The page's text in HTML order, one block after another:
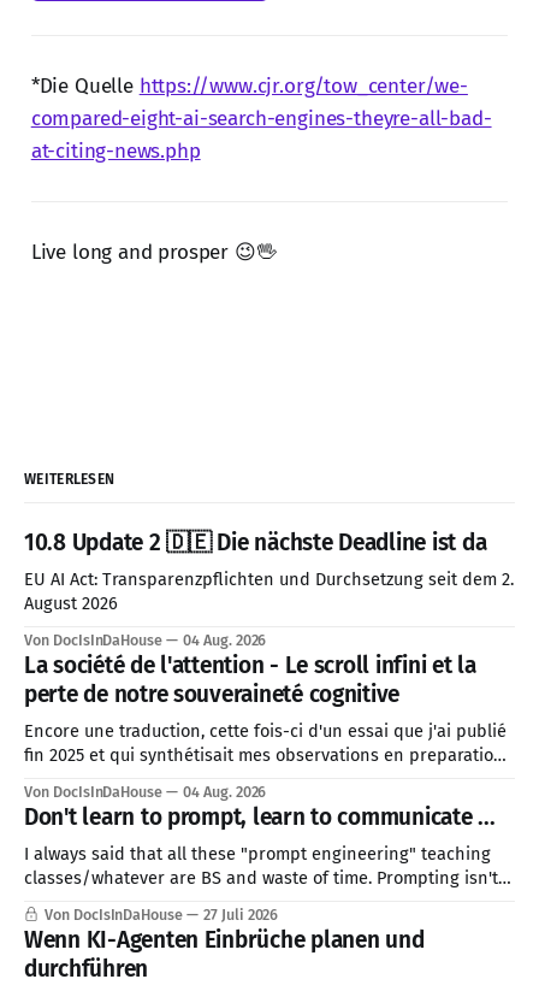
*Die Quelle https://www.cjr.org/tow_center/we-
compared-eight-ai-search-engines-theyre-all-bad-
at-citing-news.php
Live long and prosper 😉🖖
WEITERLESEN
10.8 Update 2 🇩🇪 Die nächste Deadline ist da
EU AI Act: Transparenzpflichten und Durchsetzung seit dem 2.
August 2026
Von DocIsInDaHouse 04 Aug. 2026
La société de l'attention - Le scroll infini et la
perte de notre souveraineté cognitive
Encore une traduction, cette fois-ci d'un essai que j'ai publié
fin 2025 et qui synthétisait mes observations en preparation
contexte géopolitique mondial actuel est directement lié à
cette problématique de la société de
Von DocIsInDaHouse 04 Aug. 2026
Don't learn to prompt, learn to communicate ...
I always said that all these "prompt engineering" teaching
classes/whatever are BS and waste of time. Prompting isn't a
skill, good communication is ...
Von DocIsInDaHouse 27 Juli 2026
Wenn KI-Agenten Einbrüche planen und
durchführen